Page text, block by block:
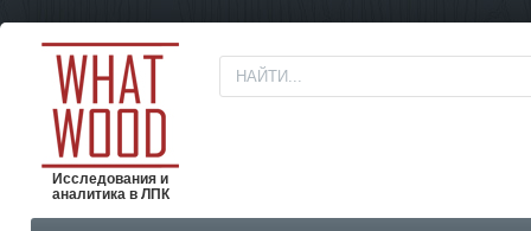
Исследования и
аналитика в ЛПК